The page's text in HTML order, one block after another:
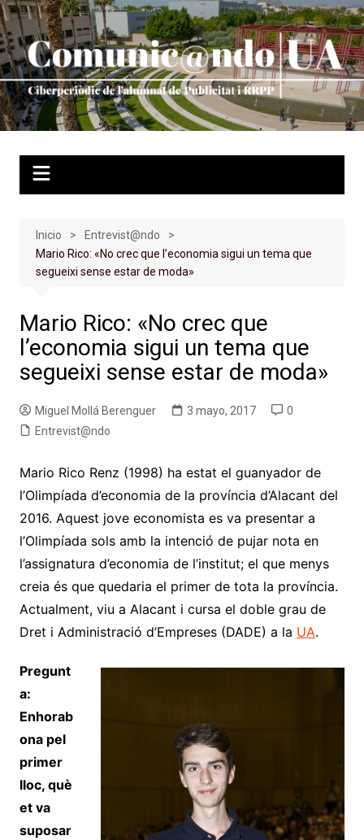
Saltar
al
contenido
Inicio
Entrevist@ndo
Mario Rico: «No crec que l’economia sigui un tema que
segueixi sense estar de moda»
Mario Rico: «No crec que
l’economia sigui un tema que
segueixi sense estar de moda»
Miguel Mollá Berenguer 3 mayo, 2017
0
Entrevist@ndo
Mario Rico Renz (1998) ha estat el guanyador de
l’Olimpíada d’economia de la província d’Alacant del
2016. Aquest jove economista es va presentar a
l’Olimpíada sols amb la intenció de pujar nota en
l’assignatura d’economia de l’institut; el que menys
creia és que quedaria el primer de tota la província.
Actualment, viu a Alacant i cursa el doble grau de
Dret i Administració d’Empreses (DADE) a la UA.
Pregunt
a:
Enhorab
ona pel
primer
lloc, què
et va
suposar